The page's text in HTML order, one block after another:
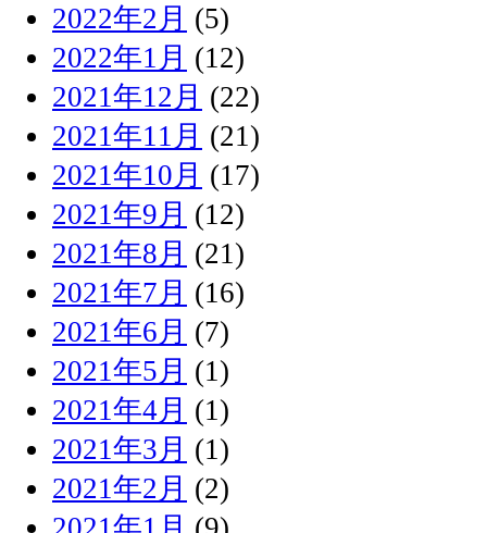
2022年2月 (5)
2022年1月 (12)
2021年12月 (22)
2021年11月 (21)
2021年10月 (17)
2021年9月 (12)
2021年8月 (21)
2021年7月 (16)
2021年6月 (7)
2021年5月 (1)
2021年4月 (1)
2021年3月 (1)
2021年2月 (2)